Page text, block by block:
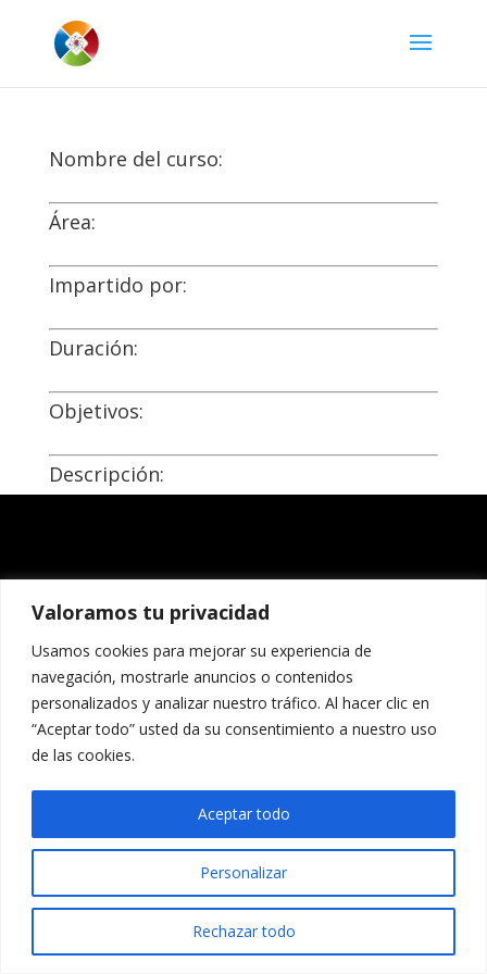
Valoramos tu privacidad
Usamos cookies para mejorar su experiencia de
navegación, mostrarle anuncios o contenidos
personalizados y analizar nuestro tráfico. Al hacer clic en
“Aceptar todo” usted da su consentimiento a nuestro uso
de las cookies.
Personalizar
Rechazar todo
Aceptar todo
Nombre del curso:
Área:
Impartido por:
Duración:
Objetivos:
Descripción: